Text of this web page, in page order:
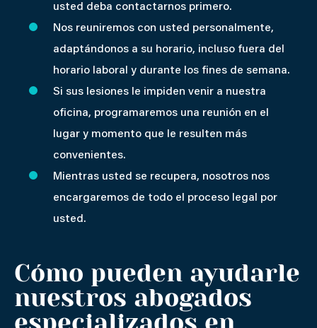
usted deba contactarnos primero.
Nos reuniremos con usted personalmente,
adaptándonos a su horario, incluso fuera del
horario laboral y durante los fines de semana.
Si sus lesiones le impiden venir a nuestra
oficina, programaremos una reunión en el
lugar y momento que le resulten más
convenientes.
Mientras usted se recupera, nosotros nos
encargaremos de todo el proceso legal por
usted.
Cómo pueden ayudarle
nuestros abogados
especializados en